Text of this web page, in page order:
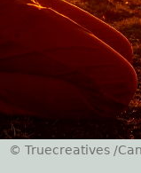
© Truecreatives /